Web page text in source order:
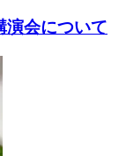
演会について